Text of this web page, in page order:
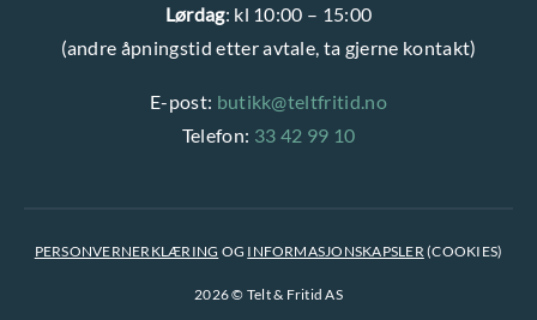
Lørdag: kl 10:00 – 15:00
(andre åpningstid etter avtale, ta gjerne kontakt)
E-post: butikk@teltfritid.no
Telefon: 33 42 99 10
PERSONVERNERKLÆRING OG INFORMASJONSKAPSLER (COOKIES)
2026 © Telt & Fritid AS